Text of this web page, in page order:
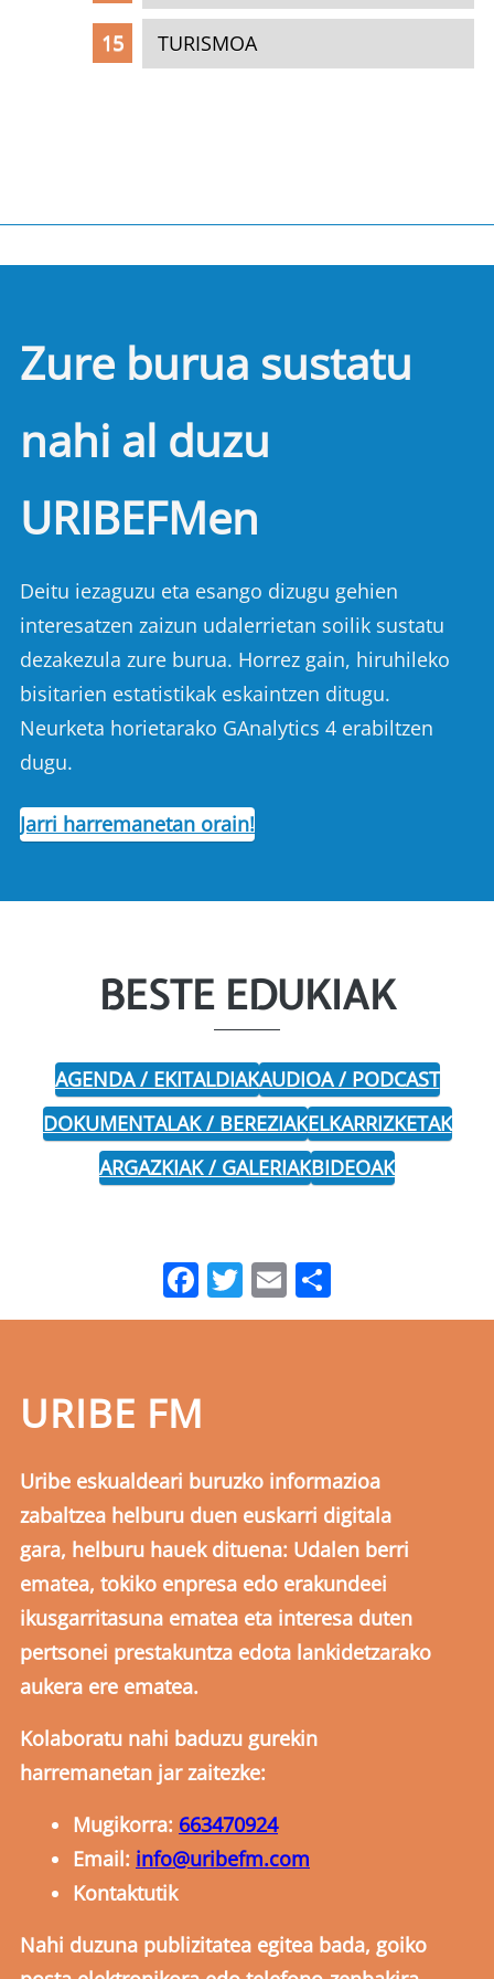
TURISMOA
Zure burua sustatu
nahi al duzu
URIBEFMen
Deitu iezaguzu eta esango dizugu gehien
interesatzen zaizun udalerrietan soilik sustatu
dezakezula zure burua. Horrez gain, hiruhileko
bisitarien estatistikak eskaintzen ditugu.
Neurketa horietarako GAnalytics 4 erabiltzen
dugu.
Jarri harremanetan orain!
BESTE EDUKIAK
AGENDA / EKITALDIAKAUDIOA / PODCAST
DOKUMENTALAK / BEREZIAKELKARRIZKETAK
ARGAZKIAK / GALERIAKBIDEOAK
Facebook
Twitter
Email
URIBE FM
Uribe eskualdeari buruzko informazioa
zabaltzea helburu duen euskarri digitala
gara, helburu hauek dituena: Udalen berri
ematea, tokiko enpresa edo erakundeei
ikusgarritasuna ematea eta interesa duten
pertsonei prestakuntza edota lankidetzarako
aukera ere ematea.
Kolaboratu nahi baduzu gurekin
harremanetan jar zaitezke:
Mugikorra: 663470924
Email: info@uribefm.com
Kontaktutik
Nahi duzuna publizitatea egitea bada, goiko